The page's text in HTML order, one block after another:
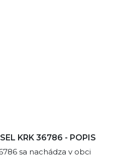
KRK 36786 - POPIS
sa nachádza v obci